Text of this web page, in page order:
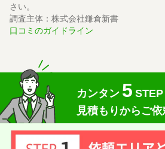
依頼内容
ご利用時期 2026/06/12
依頼に至った経緯
突然、叔父の相続放棄手続きが必要に
相談しました。
とても丁寧に説明してくれて、親身
れました。
実際に依頼した感想
メールでのやりとりでしたが、すぐ
さい。
調査主体：株式会社鎌倉新書
口コミのガイドライン
カンタン 5 STEP
見積もりからご